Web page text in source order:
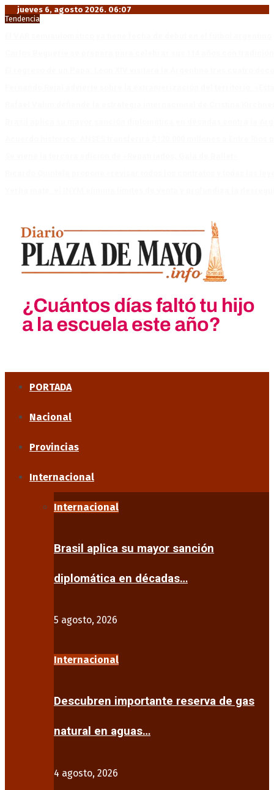
jueves 6, agosto 2026. 06:07
Tendencia
PORTADA
Nacional
Provincias
Internacional
Internacional
Brasil aplica su mayor sanción
diplomática en décadas…
5 agosto, 2026
Internacional
Descubren importante reserva de gas
natural en aguas…
4 agosto, 2026